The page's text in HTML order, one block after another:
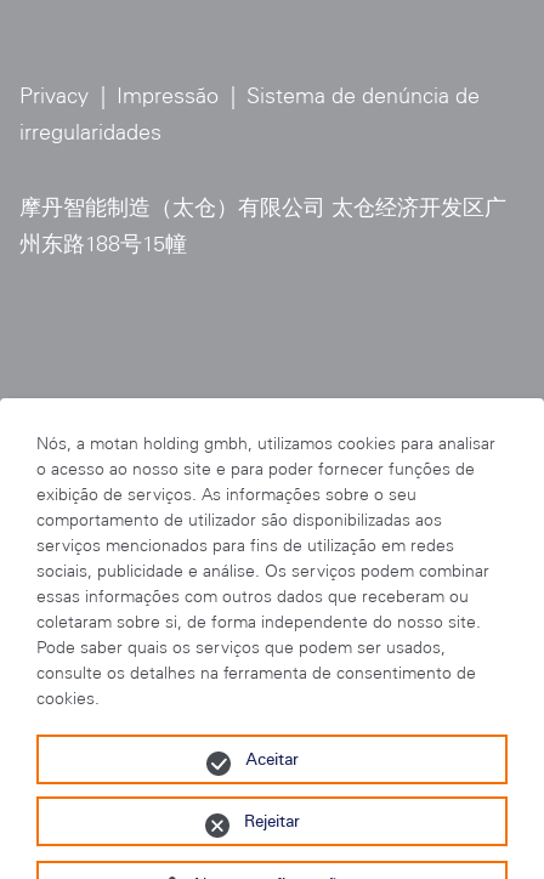
Privacy Impressão
Sistema de denúncia de
irregularidades
摩丹智能制造（太仓）有限公司 太仓经济开发区广
州东路188号15幢
苏ICP备2023004355号
苏公网安备 32058502010751号
Nós, a motan holding gmbh, utilizamos cookies para analisar
o acesso ao nosso site e para poder fornecer funções de
exibição de serviços. As informações sobre o seu
comportamento de utilizador são disponibilizadas aos
serviços mencionados para fins de utilização em redes
sociais, publicidade e análise. Os serviços podem combinar
essas informações com outros dados que receberam ou
coletaram sobre si, de forma independente do nosso site.
Pode saber quais os serviços que podem ser usados,
consulte os detalhes na ferramenta de consentimento de
cookies.
Rejeitar
Aceitar